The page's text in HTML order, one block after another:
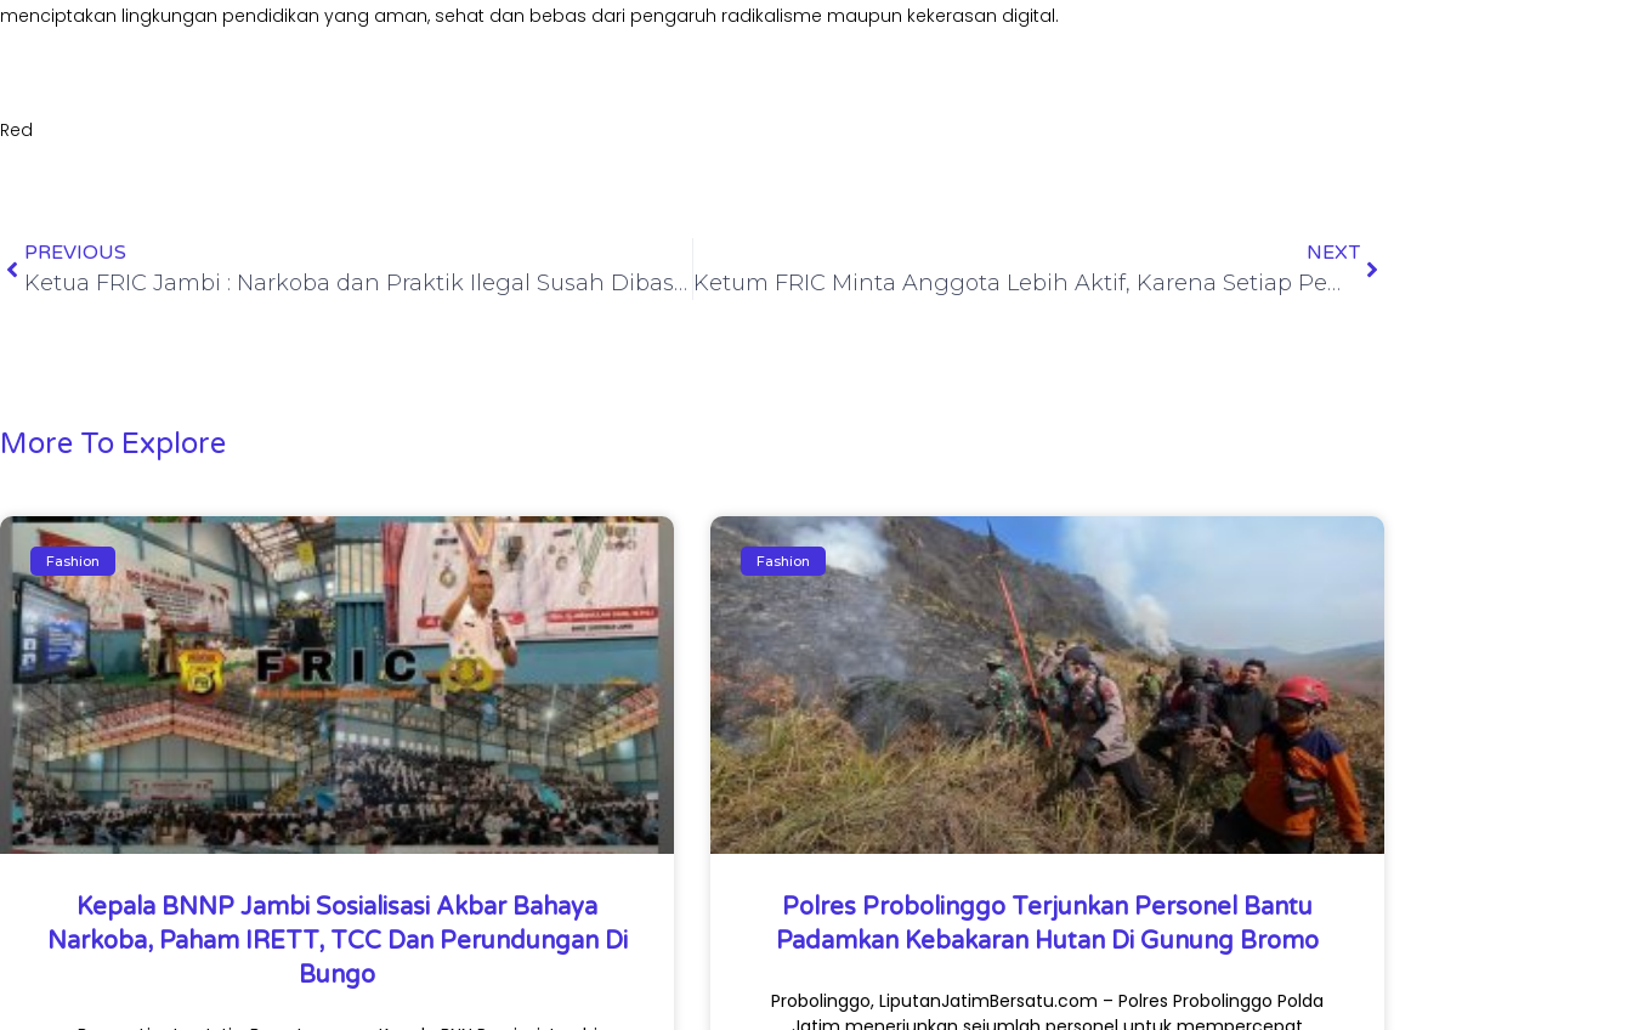
menciptakan lingkungan pendidikan yang aman, sehat dan bebas dari pengaruh radikalisme maupun kekerasan digital.
Red
PREVIOUS
Ketua FRIC Jambi : Narkoba dan Praktik Ilegal Susah Dibasmi Jika Penegak Hukum Belum Merah Putih
NEXT
Ketum FRIC Minta Anggota Lebih Aktif, Karena Setiap Pemberitaan Polri Diteruskan Ke Div Humas Mabes Polri
More To Explore
Fashion
Kepala BNNP Jambi Sosialisasi Akbar Bahaya
Narkoba, Paham IRETT, TCC Dan Perundungan Di
Bungo
Fashion
Polres Probolinggo Terjunkan Personel Bantu
Padamkan Kebakaran Hutan Di Gunung Bromo
Probolinggo, LiputanJatimBersatu.com – Polres Probolinggo Polda